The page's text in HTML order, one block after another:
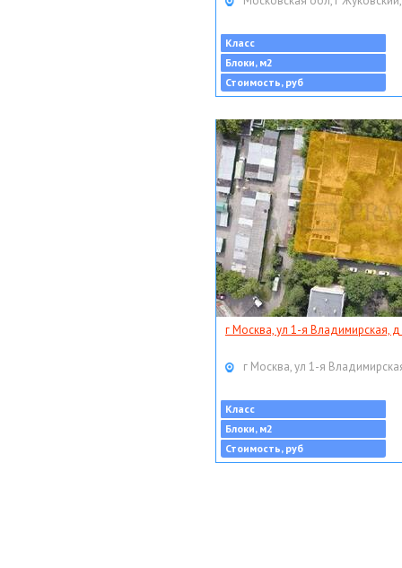
Класс
Блоки, м2
Стоимость, руб
г Москва, ул 1-я Владимирская, д
г Москва, ул 1-я
Класс
Блоки, м2
Стоимость, руб